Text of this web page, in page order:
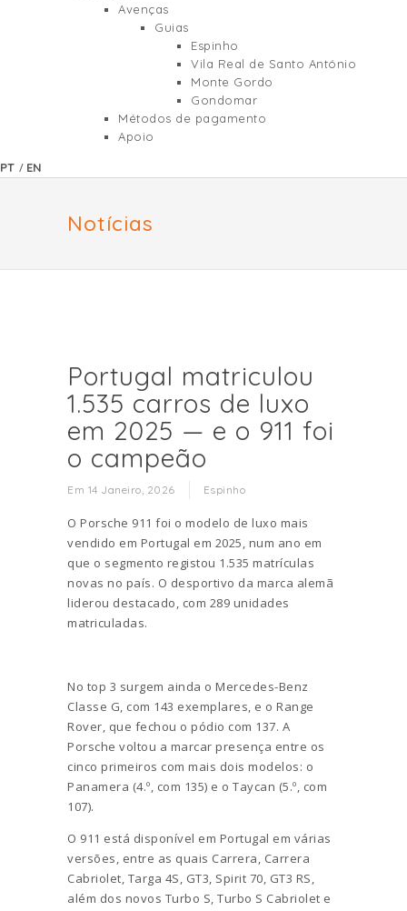
Avenças
Guias
Espinho
Vila Real de Santo António
Monte Gordo
Gondomar
Métodos de pagamento
Apoio
PT / EN
Notícias
Portugal matriculou
1.535 carros de luxo
em 2025 — e o 911 foi
o campeão
Em 14 Janeiro, 2026 Espinho
O Porsche 911 foi o modelo de luxo mais
vendido em Portugal em 2025, num ano em
que o segmento registou 1.535 matrículas
novas no país. O desportivo da marca alemã
liderou destacado, com 289 unidades
matriculadas.
No top 3 surgem ainda o Mercedes-Benz
Classe G, com 143 exemplares, e o Range
Rover, que fechou o pódio com 137. A
Porsche voltou a marcar presença entre os
cinco primeiros com mais dois modelos: o
Panamera (4.º, com 135) e o Taycan (5.º, com
107).
O 911 está disponível em Portugal em várias
versões, entre as quais Carrera, Carrera
Cabriolet, Targa 4S, GT3, Spirit 70, GT3 RS,
além dos novos Turbo S, Turbo S Cabriolet e